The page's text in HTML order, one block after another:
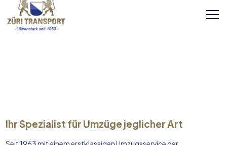
Ihr Spezialist für Umzüge jeglicher Art